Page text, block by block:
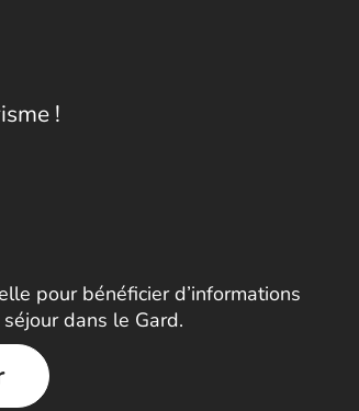
!
pour bénéficier d’informations
dans le Gard.